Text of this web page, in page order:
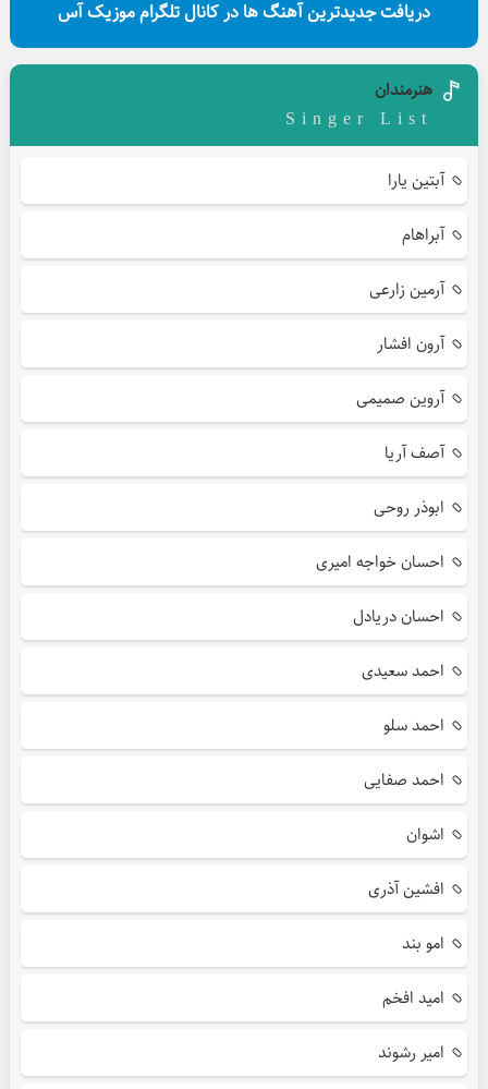
دریافت جدیدترین آهنگ ها در کانال تلگرام موزیک آس
هنرمندان
Singer List
آبتین یارا
آبراهام
آرمین زارعی
آرون افشار
آروین صمیمی
آصف آریا
ابوذر روحی
احسان خواجه امیری
احسان دریادل
احمد سعیدی
احمد سلو
احمد صفایی
اشوان
افشین آذری
امو بند
امید افخم
امیر رشوند